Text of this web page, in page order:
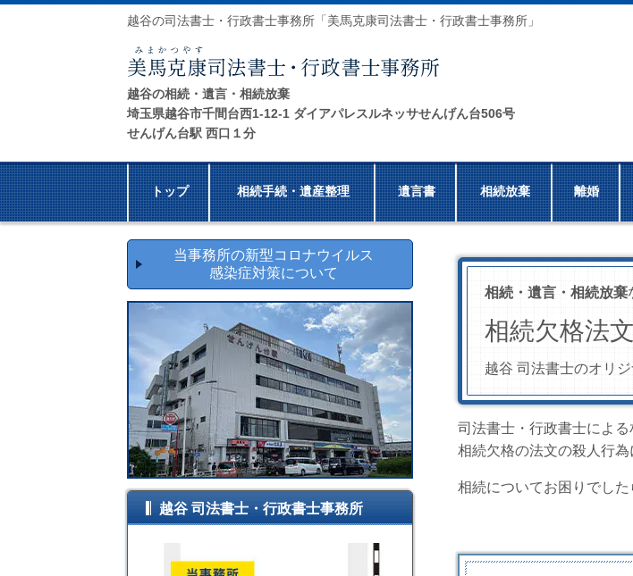
越谷の司法書士・行政書士事務所「美馬克康司法書士・行政書士事務所」
越谷の相続・遺言・相続放棄
埼玉県越谷市千間台西1-12-1 ダイアパレスルネッサせんげん台506号
せんげん台駅 西口１分
トップ 相続手続・遺産整理 遺言書 相続放棄 離婚
相続・遺言・相続放棄
相続欠格法
越谷 司法書士のオリ
司法書士・行政書士による
相続欠格の法文の殺人行為
相続についてお困りでし
当事務所の新型コロナウイルス
感染症対策について
越谷 司法書士・行政書士事務所